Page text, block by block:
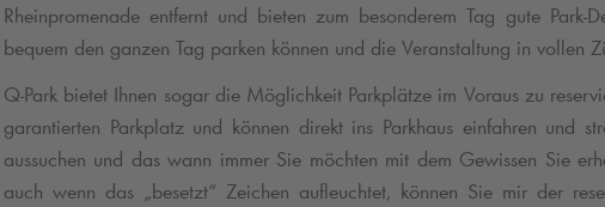
Rheinpromenade entfernt und bieten zum besonderem Tag gute
bequem den ganzen Tag parken können und die Veranstaltung in vollen
Q-Park bietet Ihnen sogar die Möglichkeit Parkplätze im Voraus zu
garantierten Parkplatz und können direkt ins Parkhaus einfahren und
aussuchen und das wann immer Sie möchten mit dem Gewissen Sie
auch wenn das „besetzt“ Zeichen aufleuchtet, können Sie mir der